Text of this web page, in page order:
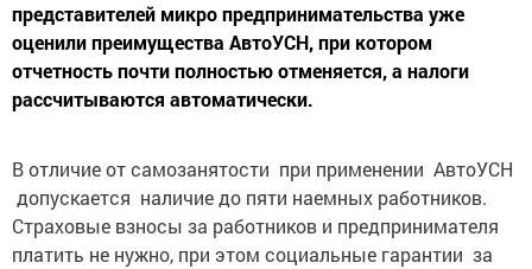
представителей микро предпринимательства уже
оценили преимущества АвтоУСН, при котором
отчетность почти полностью отменяется, а налоги
рассчитываются автоматически.
В отличие от самозанятости при применении АвтоУСН
допускается наличие до пяти наемных работников.
Страховые взносы за работников и предпринимателя
платить не нужно, при этом социальные гарантии за